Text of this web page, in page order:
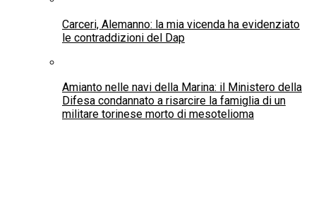
Carceri, Alemanno: la mia vicenda ha evidenziato
le contraddizioni del Dap
Amianto nelle navi della Marina: il Ministero della
Difesa condannato a risarcire la famiglia di un
militare torinese morto di mesotelioma